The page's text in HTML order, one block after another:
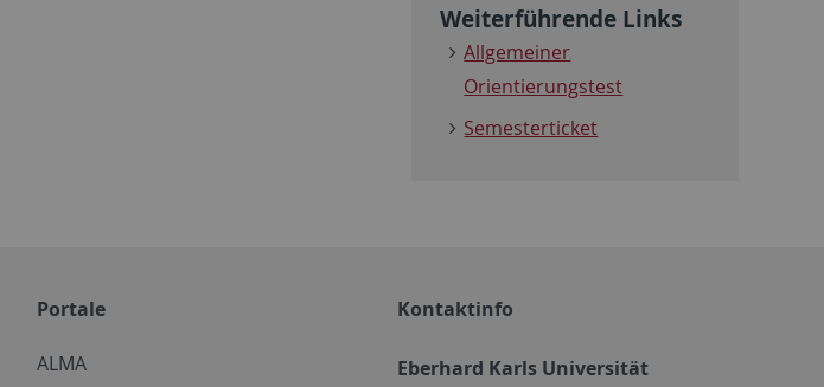
Weiterführende Links
Allgemeiner
Orientierungstest
Semesterticket
Portale
ALMA
Kontaktinfo
Eberhard Karls Universität